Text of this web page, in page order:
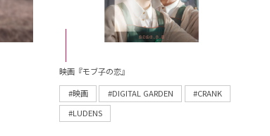
映画『モブ子の恋』
#映画
#DIGITAL GARDEN
#CRANK
#LUDENS